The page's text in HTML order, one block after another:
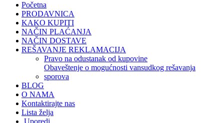
Početna
PRODAVNICA
KAKO KUPITI
NAČIN PLAĆANJA
NAČIN DOSTAVE
REŠAVANJE REKLAMACIJA
pravo na odustanak od kupovine
obaveštenje o mogućnosti vansudkog rešavanja
sporova
BLOG
O NAMA
Kontaktirajte nas
Lista želja